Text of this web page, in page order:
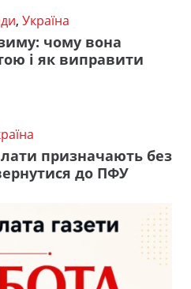
, Україна
чому вона
і як виправити
призначають без
до ПФУ